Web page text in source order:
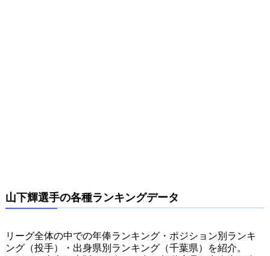
山下輝選手の各種ランキングデータ
リーグ全体の中での年俸ランキング・ポジション別ランキ
ング（投手）・出身県別ランキング（千葉県）を紹介。